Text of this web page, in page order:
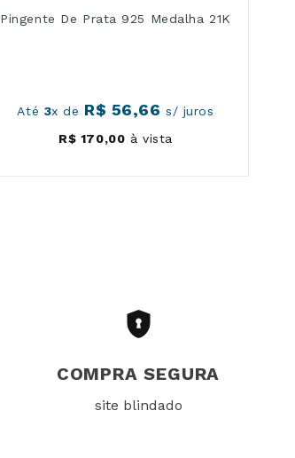
Pingente De Prata 925 Medalha 21K
Até 3x de R$ 56,66 s/ juros
R$ 170,00 à vista
COMPRA SEGURA
site blindado